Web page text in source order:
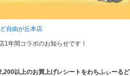
自由が丘本店
1年間コラボのお知らせです！
以上のお買上げレシートをわちふぃーるど